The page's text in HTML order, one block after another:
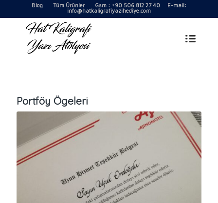
Blog Tüm ÜrünlerGsm : +90 506 812 27 40 E-mail:
info@hatkaligrafiyazihediye.com
Portföy Ögeleri